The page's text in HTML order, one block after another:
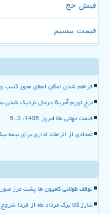
فیش حج
قیمت بیسیم
فراهم شدن امکان اعطای مجوز کسب
نرخ تورم آمریکا درحال نزدیک شدن به ۴
قیمت جهانی طلا امروز 1405، 3، 5
تعدادی از الزامات اداری برای بیمه
توقف طولانی کامیون ها پشت مرز
شارژ کالا برگ مرداد ماه از فردا